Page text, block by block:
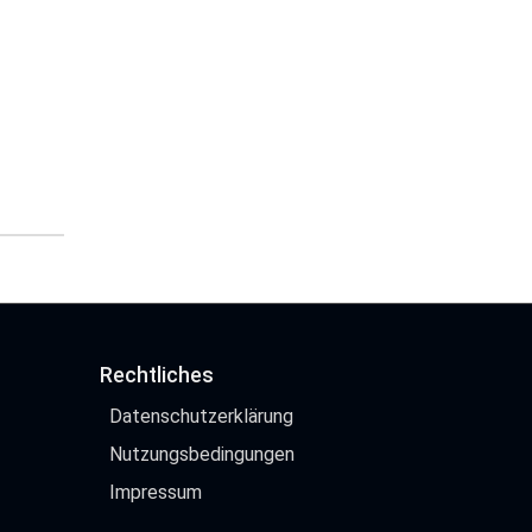
Rechtliches
Datenschutzerklärung
Nutzungsbedingungen
Impressum